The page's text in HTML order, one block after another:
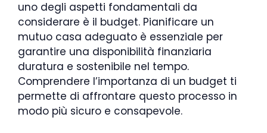
uno degli aspetti fondamentali da
considerare è il budget. Pianificare un
mutuo casa adeguato è essenziale per
garantire una disponibilità finanziaria
duratura e sostenibile nel tempo.
Comprendere l’importanza di un budget ti
permette di affrontare questo processo in
modo più sicuro e consapevole.